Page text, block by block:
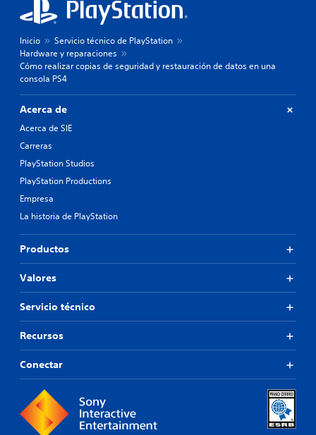
Inicio
Servicio técnico de PlayStation
Hardware y reparaciones
Cómo realizar copias de seguridad y restauración de datos en una
consola PS4
Acerca de
Acerca de SIE
Carreras
PlayStation Studios
PlayStation Productions
Empresa
La historia de PlayStation
Productos
Valores
Servicio técnico
Recursos
Conectar